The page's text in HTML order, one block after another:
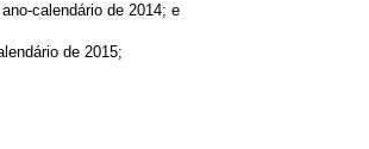
calendário de 2014; e
de 2015;